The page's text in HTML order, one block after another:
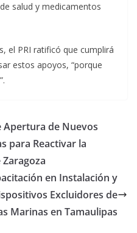
salud y medicamentos
el PRI ratificó que cumplirá
estos apoyos, “porque
Apertura de Nuevos
para Reactivar la
en Instalación y
Excluidores de
Marinas en Tamaulipas